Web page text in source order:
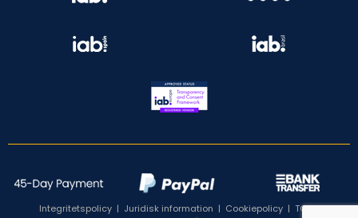
Integritetspolicy | Juridisk information | Cookiepolicy | TCF:s